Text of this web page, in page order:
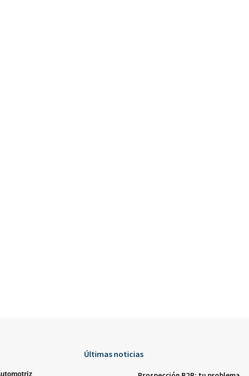
Últimas noticias